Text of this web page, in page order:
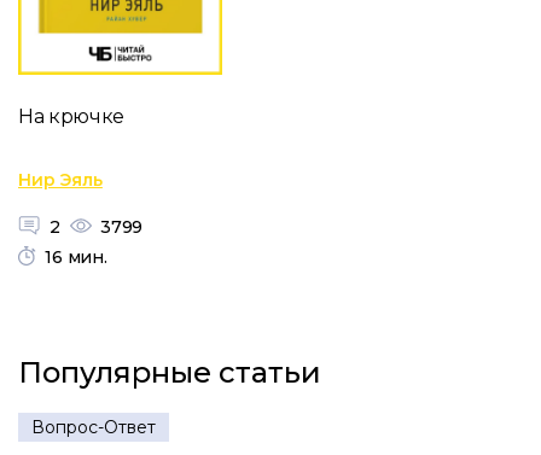
На крючке
Нир Эяль
2
3799
16 мин.
Популярные статьи
Вопрос-Ответ